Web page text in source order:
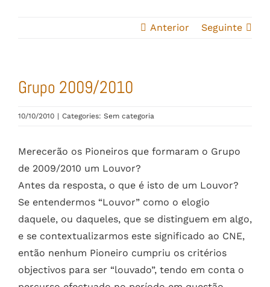
Anterior Seguinte
Grupo 2009/2010
10/10/2010 | Categories: Sem categoria
Merecerão os Pioneiros que formaram o Grupo
de 2009/2010 um Louvor?
Antes da resposta, o que é isto de um Louvor?
Se entendermos “Louvor” como o elogio
daquele, ou daqueles, que se distinguem em algo,
e se contextualizarmos este significado ao CNE,
então nenhum Pioneiro cumpriu os critérios
objectivos para ser “louvado”, tendo em conta o